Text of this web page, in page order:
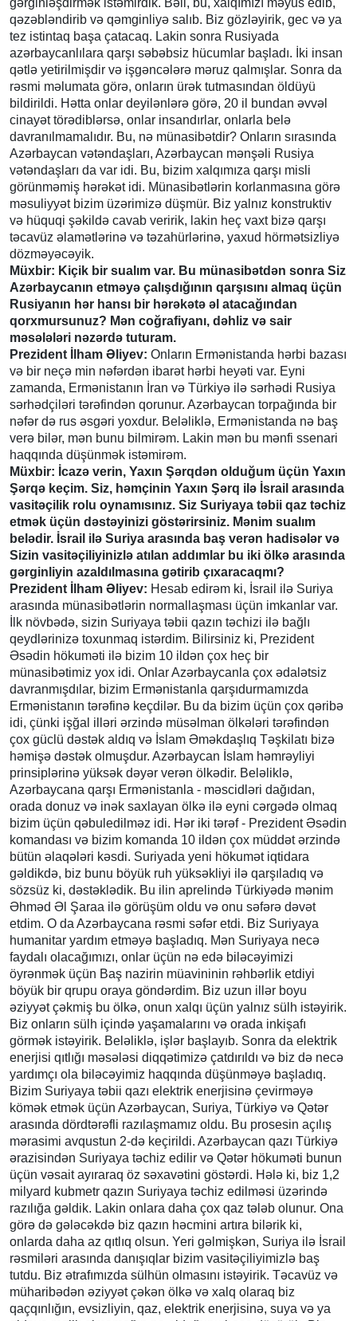
qəzəbləndirib və qəmginliyə salıb. Biz gözləyirik, gec və ya
tez istintaq başa çatacaq. Lakin sonra Rusiyada
azərbaycanlılara qarşı səbəbsiz hücumlar başladı. İki insan
qətlə yetirilmişdir və işgəncələrə məruz qalmışlar. Sonra da
rəsmi məlumata görə, onların ürək tutmasından öldüyü
bildirildi. Hətta onlar deyilənlərə görə, 20 il bundan əvvəl
cinayət törədiblərsə, onlar insandırlar, onlarla belə
davranılmamalıdır. Bu, nə münasibətdir? Onların sırasında
Azərbaycan vətəndaşları, Azərbaycan mənşəli Rusiya
vətəndaşları da var idi. Bu, bizim xalqımıza qarşı misli
görünməmiş hərəkət idi. Münasibətlərin korlanmasına görə
məsuliyyət bizim üzərimizə düşmür. Biz yalnız konstruktiv
və hüquqi şəkildə cavab veririk, lakin heç vaxt bizə qarşı
təcavüz əlamətlərinə və təzahürlərinə, yaxud hörmətsizliyə
dözməyəcəyik.
Müxbir: Kiçik bir sualım var. Bu münasibətdən sonra Siz
Azərbaycanın etməyə çalışdığının qarşısını almaq üçün
Rusiyanın hər hansı bir hərəkətə əl atacağından
qorxmursunuz? Mən coğrafiyanı, dəhliz və sair
məsələləri nəzərdə tuturam.
Prezident İlham Əliyev: Onların Ermənistanda hərbi bazası
və bir neçə min nəfərdən ibarət hərbi heyəti var. Eyni
zamanda, Ermənistanın İran və Türkiyə ilə sərhədi Rusiya
sərhədçiləri tərəfindən qorunur. Azərbaycan torpağında bir
nəfər də rus əsgəri yoxdur. Beləliklə, Ermənistanda nə baş
verə bilər, mən bunu bilmirəm. Lakin mən bu mənfi ssenari
haqqında düşünmək istəmirəm.
Müxbir: İcazə verin, Yaxın Şərqdən olduğum üçün Yaxın
Şərqə keçim. Siz, həmçinin Yaxın Şərq ilə İsrail arasında
vasitəçilik rolu oynamısınız. Siz Suriyaya təbii qaz təchiz
etmək üçün dəstəyinizi göstərirsiniz. Mənim sualım
belədir. İsrail ilə Suriya arasında baş verən hadisələr və
Sizin vasitəçiliyinizlə atılan addımlar bu iki ölkə arasında
gərginliyin azaldılmasına gətirib çıxaracaqmı?
Prezident İlham Əliyev: Hesab edirəm ki, İsrail ilə Suriya
arasında münasibətlərin normallaşması üçün imkanlar var.
İlk növbədə, sizin Suriyaya təbii qazın təchizi ilə bağlı
qeydlərinizə toxunmaq istərdim. Bilirsiniz ki, Prezident
Əsədin hökuməti ilə bizim 10 ildən çox heç bir
münasibətimiz yox idi. Onlar Azərbaycanla çox ədalətsiz
davranmışdılar, bizim Ermənistanla qarşıdurmamızda
Ermənistanın tərəfinə keçdilər. Bu da bizim üçün çox qəribə
idi, çünki işğal illəri ərzində müsəlman ölkələri tərəfindən
çox güclü dəstək aldıq və İslam Əməkdaşlıq Təşkilatı bizə
həmişə dəstək olmuşdur. Azərbaycan İslam həmrəyliyi
prinsiplərinə yüksək dəyər verən ölkədir. Beləliklə,
Azərbaycana qarşı Ermənistanla - məscidləri dağıdan,
orada donuz və inək saxlayan ölkə ilə eyni cərgədə olmaq
bizim üçün qəbuledilməz idi. Hər iki tərəf - Prezident Əsədin
komandası və bizim komanda 10 ildən çox müddət ərzində
bütün əlaqələri kəsdi. Suriyada yeni hökumət iqtidara
gəldikdə, biz bunu böyük ruh yüksəkliyi ilə qarşıladıq və
sözsüz ki, dəstəklədik. Bu ilin aprelində Türkiyədə mənim
Əhməd Əl Şaraa ilə görüşüm oldu və onu səfərə dəvət
etdim. O da Azərbaycana rəsmi səfər etdi. Biz Suriyaya
humanitar yardım etməyə başladıq. Mən Suriyaya necə
faydalı olacağımızı, onlar üçün nə edə biləcəyimizi
öyrənmək üçün Baş nazirin müavininin rəhbərlik etdiyi
böyük bir qrupu oraya göndərdim. Biz uzun illər boyu
əziyyət çəkmiş bu ölkə, onun xalqı üçün yalnız sülh istəyirik.
Biz onların sülh içində yaşamalarını və orada inkişafı
görmək istəyirik. Beləliklə, işlər başlayıb. Sonra da elektrik
enerjisi qıtlığı məsələsi diqqətimizə çatdırıldı və biz də necə
yardımçı ola biləcəyimiz haqqında düşünməyə başladıq.
Bizim Suriyaya təbii qazı elektrik enerjisinə çevirməyə
kömək etmək üçün Azərbaycan, Suriya, Türkiyə və Qətər
arasında dördtərəfli razılaşmamız oldu. Bu prosesin açılış
mərasimi avqustun 2-də keçirildi. Azərbaycan qazı Türkiyə
ərazisindən Suriyaya təchiz edilir və Qətər hökuməti bunun
üçün vəsait ayıraraq öz səxavətini göstərdi. Hələ ki, biz 1,2
milyard kubmetr qazın Suriyaya təchiz edilməsi üzərində
razılığa gəldik. Lakin onlara daha çox qaz tələb olunur. Ona
görə də gələcəkdə biz qazın həcmini artıra bilərik ki,
onlarda daha az qıtlıq olsun. Yeri gəlmişkən, Suriya ilə İsrail
rəsmiləri arasında danışıqlar bizim vasitəçiliyimizlə baş
tutdu. Biz ətrafımızda sülhün olmasını istəyirik. Təcavüz və
müharibədən əziyyət çəkən ölkə və xalq olaraq biz
qaçqınlığın, evsizliyin, qaz, elektrik enerjisinə, suya və ya